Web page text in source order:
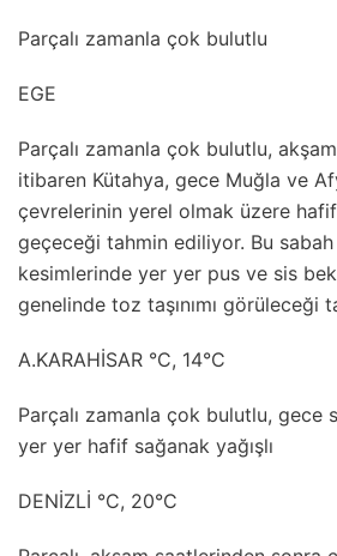
Parçalı zamanla çok bulutlu
EGE
Parçalı zamanla çok bulutlu,
itibaren Kütahya, gece Muğla ve
çevrelerinin yerel olmak üzere hafif
geçeceği tahmin ediliyor. Bu
kesimlerinde yer yer pus ve sis
genelinde toz taşınımı görüleceği
A.KARAHİSAR °C, 14°C
Parçalı zamanla çok bulutlu, gece
yer yer hafif sağanak yağışlı
DENİZLİ °C, 20°C